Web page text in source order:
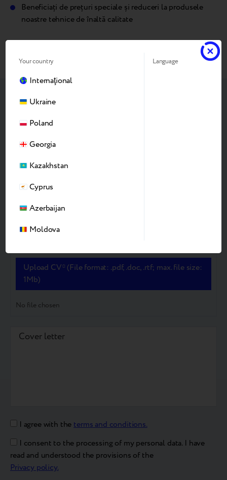
Beneficiați de prețuri speciale și reduceri la produsele
noastre tehnice de înaltă calitate
Upload CV* (File format: .pdf, .doc, .rtf; max. file size:
1Mb)
No file chosen
I agree with theterms and conditions.
I consent to the processing of my personal data. I have
read and understood the provisions of the
Privacy policy.
Your country
Internaţional
Ukraine
Poland
Georgia
Kazakhstan
Cyprus
Azerbaijan
Moldova
Language